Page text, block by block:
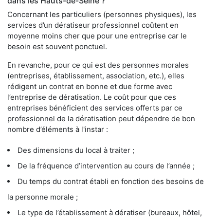
Concernant les particuliers (personnes physiques), les
services d’un dératiseur professionnel coûtent en
moyenne moins cher que pour une entreprise car le
besoin est souvent ponctuel.
En revanche, pour ce qui est des personnes morales
(entreprises, établissement, association, etc.), elles
rédigent un contrat en bonne et due forme avec
l’entreprise de dératisation. Le coût pour que ces
entreprises bénéficient des services offerts par ce
professionnel de la dératisation peut dépendre de bon
nombre d’éléments à l'instar :
Des dimensions du local à traiter ;
De la fréquence d’intervention au cours de l’année ;
Du temps du contrat établi en fonction des besoins de
la personne morale ;
Le type de l’établissement à dératiser (bureaux, hôtel,